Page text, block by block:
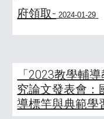
府領取- 2024-01-29
「2023教學輔
究論文發表會：
導標竿與典範學